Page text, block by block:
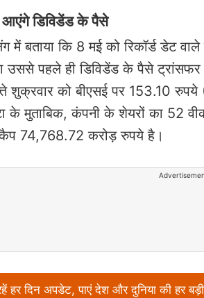
डिविडेंड के पैसे
बताया कि 8 मई को रिकॉर्ड डेट
उससे पहले ही डिविडेंड के पैसे
शुक्रवार को बीएसई पर 153.10
के मुताबिक, कंपनी के शेयरों का 52
कैप 74,768.72 करोड़ रुपये है।
हर दिन अपडेट, पाएं देश और दुनिया की हर